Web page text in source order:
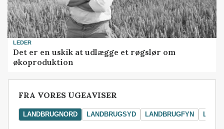
LEDER
Det er en uskik at udlægge et røgslør om
økoproduktion
FRA VORES UGEAVISER
LANDBRUGNORD LANDBRUGSYD LANDBRUGFYN